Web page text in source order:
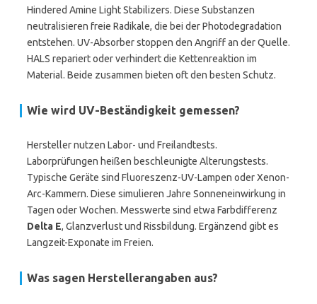
Hindered Amine Light Stabilizers. Diese Substanzen
neutralisieren freie Radikale, die bei der Photodegradation
entstehen. UV-Absorber stoppen den Angriff an der Quelle.
HALS repariert oder verhindert die Kettenreaktion im
Material. Beide zusammen bieten oft den besten Schutz.
Wie wird UV-Beständigkeit gemessen?
Hersteller nutzen Labor- und Freilandtests.
Laborprüfungen heißen beschleunigte Alterungstests.
Typische Geräte sind Fluoreszenz-UV-Lampen oder Xenon-
Arc-Kammern. Diese simulieren Jahre Sonneneinwirkung in
Tagen oder Wochen. Messwerte sind etwa Farbdifferenz
Delta E, Glanzverlust und Rissbildung. Ergänzend gibt es
Langzeit-Exponate im Freien.
Was sagen Herstellerangaben aus?